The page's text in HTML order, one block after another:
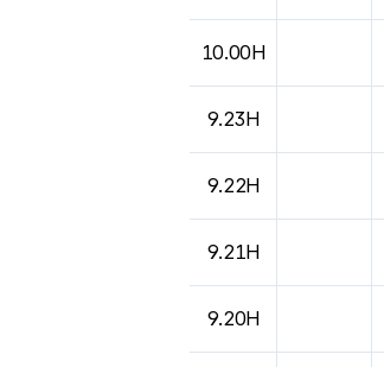
10.00H
9.23H
9.22H
9.21H
9.20H